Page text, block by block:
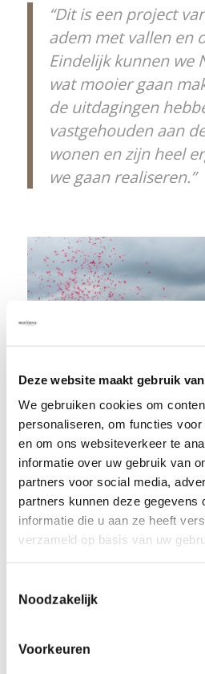
Deze website maakt gebruik
We gebruiken cookies om
personaliseren, om functies
en om ons websiteverkeer te
informatie over uw gebruik van
partners voor social media,
partners kunnen deze gegevens
informatie die u aan ze heeft
verzameld op basis van uw
Noodzakelijk
Voorkeuren
“Dit is een project
adem met vallen en
Eindelijk kunnen we
wat mooier gaan
de uitdagingen
vastgehouden aan
wonen en zijn heel
we gaan realiseren.”
Volgende
Nieuw hoofdstuk
Tijdens de bijeenkomst
eigen ogen zien dat de
in volle gang zijn: op de
eerste palen geboord. Na
gemarkeerd met het
door de kopers. Dat ging
hoofdstuk. Aansluitend werd